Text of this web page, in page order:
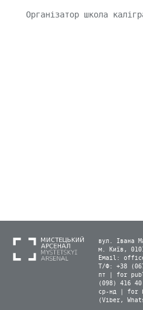
Організатор школа
вул. Івана
м. Київ,
Email:
Т/Ф: +38
пт | for
(098) 416
ср-нд | for
(Viber,